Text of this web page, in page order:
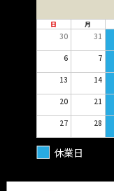
日 月
30 31
6 7
13 14
20 21
27 28
休業日